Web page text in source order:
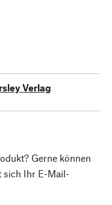
Verlag
Gerne können
sich Ihr E-Mail-